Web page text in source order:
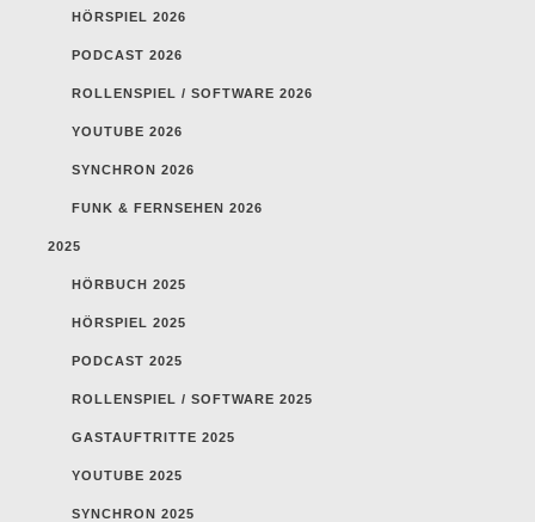
HÖRSPIEL 2026
PODCAST 2026
ROLLENSPIEL / SOFTWARE 2026
YOUTUBE 2026
SYNCHRON 2026
FUNK & FERNSEHEN 2026
2025
HÖRBUCH 2025
HÖRSPIEL 2025
PODCAST 2025
ROLLENSPIEL / SOFTWARE 2025
GASTAUFTRITTE 2025
YOUTUBE 2025
SYNCHRON 2025